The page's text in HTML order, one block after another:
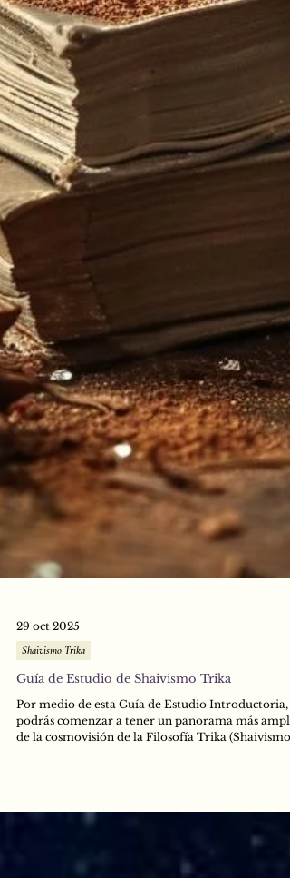
29 oct 2025
Shaivismo Trika
Guía de Estudio de Shaivismo Trika
orden de la lista para que no te pierdas durante el
proceso de estudio. ¡Espero que te sea de utilidad!